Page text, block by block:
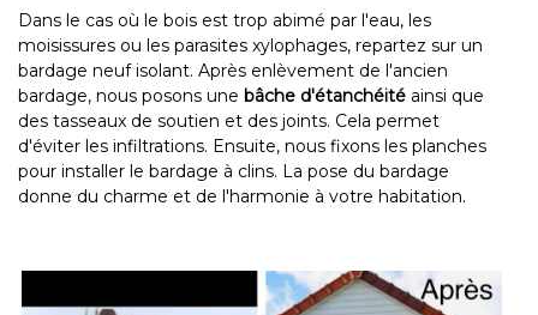
Dans le cas où le bois est trop abimé par l'eau, les
moisissures ou les parasites xylophages, repartez sur un
bardage neuf isolant. Après enlèvement de l'ancien
bardage, nous posons une bâche d'étanchéité ainsi que
des tasseaux de soutien et des joints. Cela permet
d'éviter les infiltrations. Ensuite, nous fixons les planches
pour installer le bardage à clins. La pose du bardage
donne du charme et de l'harmonie à votre habitation.